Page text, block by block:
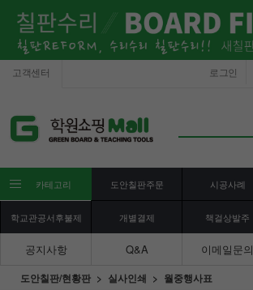
고객센터 로그인
카테고리 도안칠판주문 시공사례
학교관공서후불제 개별결제 책걸상발주
공지사항 Q&A 이메일문의
도안칠판/현황판 실사인쇄 월중행사표